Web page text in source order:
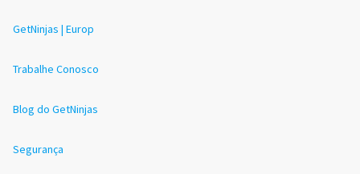
GetNinjas | Europ
Trabalhe Conosco
Blog do GetNinjas
Segurança